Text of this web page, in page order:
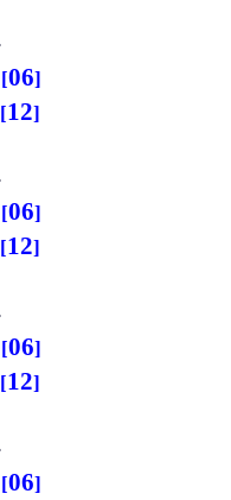
06
12
06
12
06
12
06